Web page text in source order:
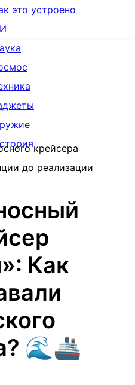
это устроено
крейсера
до реализации
Как
🌊🚢